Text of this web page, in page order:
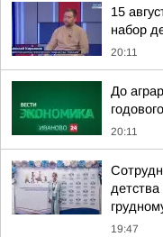
15
набор
20:11
До
20:11
19:47